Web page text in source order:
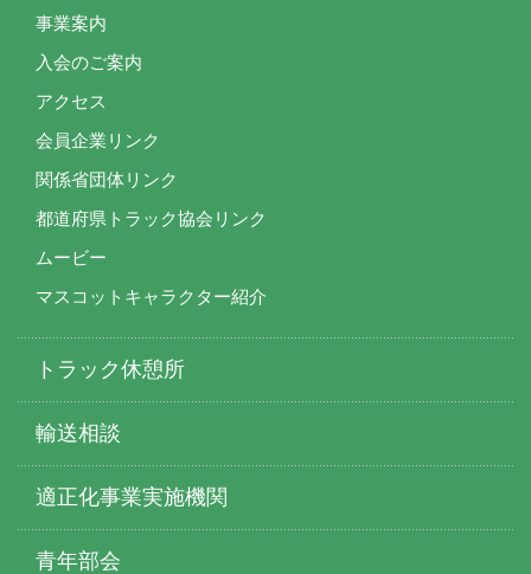
事業案内
入会のご案内
アクセス
会員企業リンク
関係省団体リンク
都道府県トラック協会リンク
ムービー
マスコットキャラクター紹介
トラック休憩所
輸送相談
適正化事業実施機関
青年部会